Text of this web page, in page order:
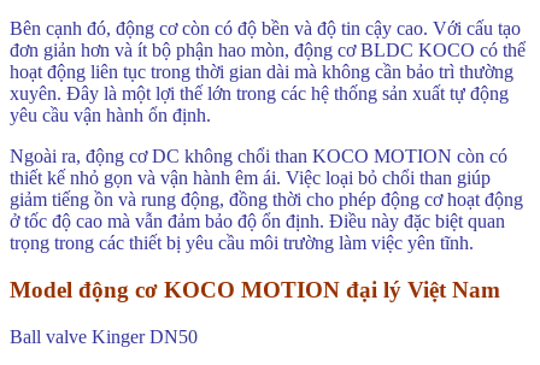
Bên cạnh đó, động cơ còn có độ bền và độ tin cậy cao. Với cấu tạo
đơn giản hơn và ít bộ phận hao mòn, động cơ BLDC KOCO có thể
hoạt động liên tục trong thời gian dài mà không cần bảo trì thường
xuyên. Đây là một lợi thế lớn trong các hệ thống sản xuất tự động
yêu cầu vận hành ổn định.
Ngoài ra, động cơ DC không chổi than KOCO MOTION còn có
thiết kế nhỏ gọn và vận hành êm ái. Việc loại bỏ chổi than giúp
giảm tiếng ồn và rung động, đồng thời cho phép động cơ hoạt động
ở tốc độ cao mà vẫn đảm bảo độ ổn định. Điều này đặc biệt quan
trọng trong các thiết bị yêu cầu môi trường làm việc yên tĩnh.
Model động cơ KOCO MOTION đại lý Việt Nam
Ball valve Kinger DN50